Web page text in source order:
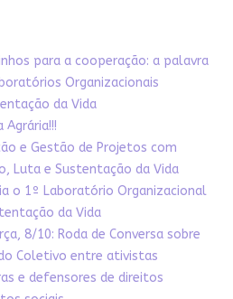
para a cooperação: a palavra
Organizacionais
da Vida
e Gestão de Projetos com
Luta e Sustentação da Vida
o 1º Laboratório Organizacional
da Vida
8/10: Roda de Conversa sobre
Coletivo entre ativistas
e defensores de direitos